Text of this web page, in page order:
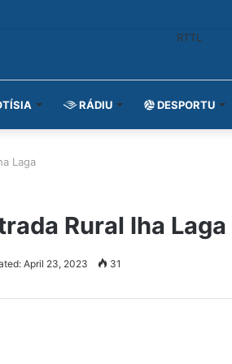
RÁDIU DESPORTU
Laga
Rural Iha Laga
April 23, 2023 31